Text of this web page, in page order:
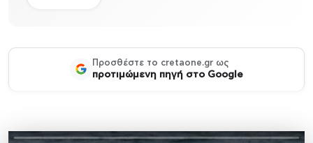
Προσθέστε το cretaone.gr ως
προτιμώμενη πηγή στο Google